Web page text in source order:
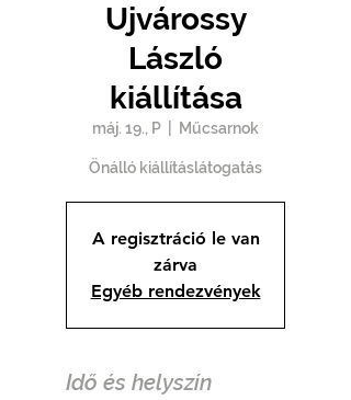
Ujvárossy
László
kiállítása
máj. 19., P Műcsarnok
Önálló kiállításlátogatás
A regisztráció le van
zárva
Egyéb rendezvények
Idő és helyszín